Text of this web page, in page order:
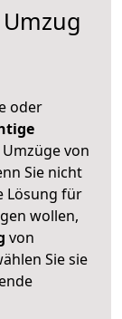
oder
von
Sie nicht
Lösung für
wollen,
von
Sie sie